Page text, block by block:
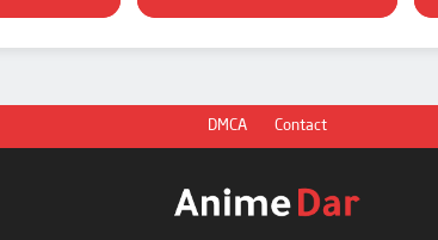
DMCA Contact